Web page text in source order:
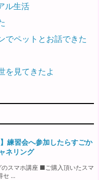
ル生活
でペットとお話できた
を見てきたよ
練習会へ参加したらすごか
ネリング
のスマホ講座 ■ご購入頂いたスマ
セ ...